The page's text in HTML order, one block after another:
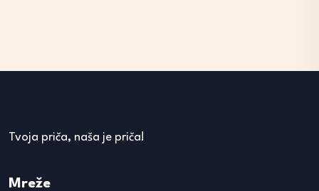
Tvoja priča, naša je priča!
Mreže